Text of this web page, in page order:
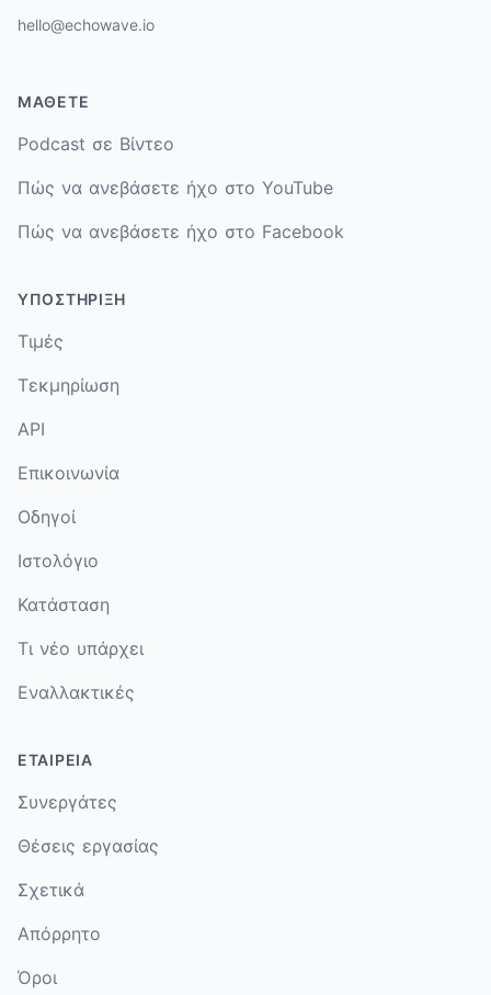
hello@echowave.io
ΜΆΘΕΤΕ
Podcast σε Βίντεο
Πώς να ανεβάσετε ήχο στο YouTube
Πώς να ανεβάσετε ήχο στο Facebook
ΥΠΟΣΤΉΡΙΞΗ
Τιμές
Τεκμηρίωση
API
Επικοινωνία
Οδηγοί
Ιστολόγιο
Κατάσταση
Τι νέο υπάρχει
Εναλλακτικές
ΕΤΑΙΡΕΊΑ
Συνεργάτες
Θέσεις εργασίας
Σχετικά
Απόρρητο
Όροι